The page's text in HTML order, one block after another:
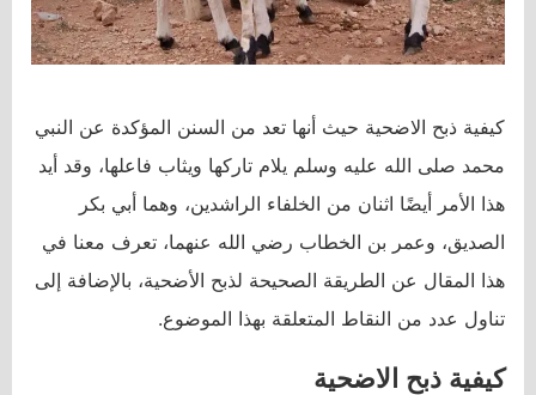
كيفية ذبح الاضحية حيث أنها تعد من السنن المؤكدة عن النبي
محمد صلى الله عليه وسلم يلام تاركها ويثاب فاعلها، وقد أيد
هذا الأمر أيضًا اثنان من الخلفاء الراشدين، وهما أبي بكر
الصديق، وعمر بن الخطاب رضي الله عنهما، تعرف معنا في
هذا المقال عن الطريقة الصحيحة لذبح الأضحية، بالإضافة إلى
تناول عدد من النقاط المتعلقة بهذا الموضوع.
كيفية ذبح الاضحية